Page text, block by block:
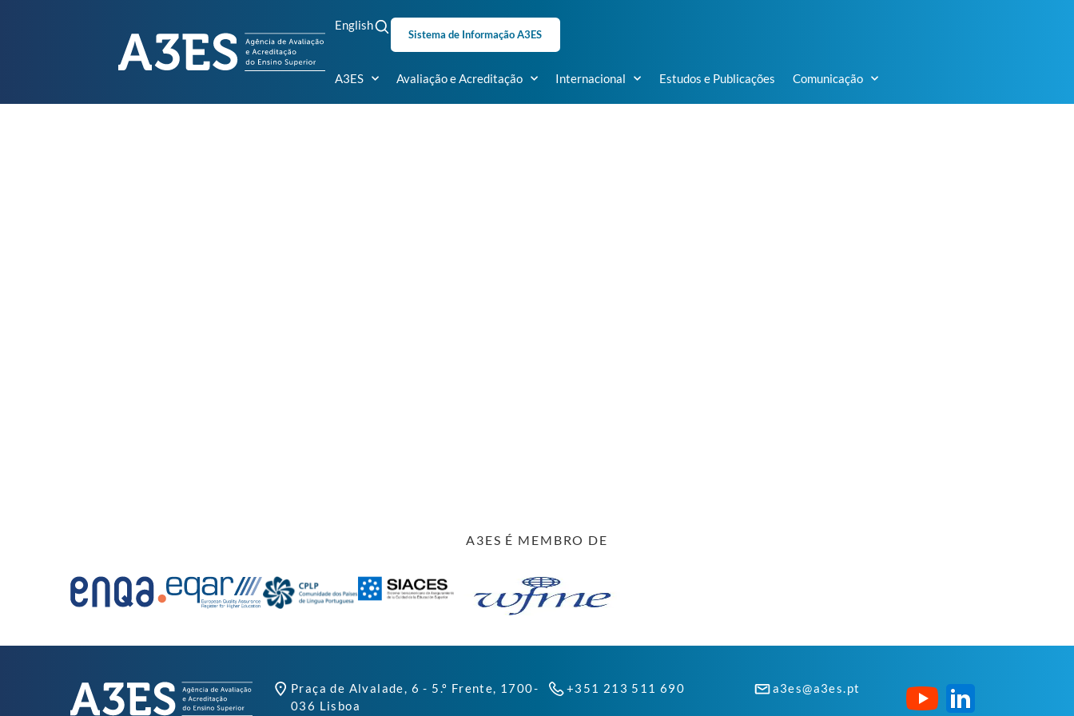
English
Sistema de Informação A3ES
A3ES Avaliação e Acreditação Internacional Estudos e Publicações Comunicação
A3ES É MEMBRO DE
Praça de Alvalade, 6 - 5.º Frente, 1700-
036 Lisboa
+351 213 511 690 a3es@a3es.pt